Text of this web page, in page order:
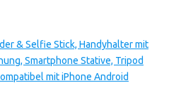
& Selfie Stick, Handyhalter mit
Smartphone Stative, Tripod
mit iPhone Android